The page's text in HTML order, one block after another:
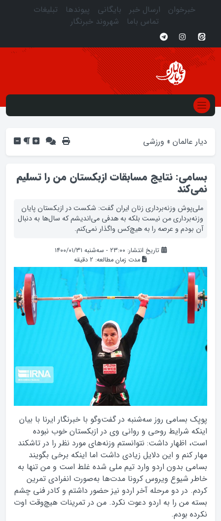
خبرخوان ارسال خبر بایگانی پیوندها
تبلیغات
تماس باما
شهروند خبرنگار
دیار عالمان » ورزشی
بسامی: نتایج مسابقات ازبکستان من را تسلیم
نمی‌کند
ملی‌پوش وزنه‌برداری زنان ایران گفت: شکست در ازبکستان پایان
وزنه‌برداری من نیست بلکه به هدفی می‌اندیشم که سال‌ها به دنبال
آن بودم و عرصه را به هیچ‌کس واگذار نمی‌کنم.
تاریخ انتشار: ۲۳:۰۰ - سه‌شنبه ۱۴۰۰/۰۱/۳۱
مدت زمان مطالعه: 2 دقیقه
پوپک بسامی روز سه‌شنبه در گفت‌وگو با خبرنگار ایرنا با بیان
اینکه شرایط روحی و روانی وی در ازبکستان خوب نبوده
است، اظهار داشت: نتوانستم وزنه‌های مورد نظر را در تاشکند
مهار کنم و این دلایل زیادی داشت اما اینکه برخی بگویند
بسامی بدون اردو وارد تیم ملی شده غلط است و من تنها به
خاطر شیوع ویروس کرونا مدت‌ها به‌صورت انفرادی تمرین
کردم. در دو مرحله آخر اردو نیز حضور داشتم و کادر فنی چشم
بسته من را به اردو دعوت نکرد. من در تمرینات هیچ‌وقت اوت
نکرده بودم.